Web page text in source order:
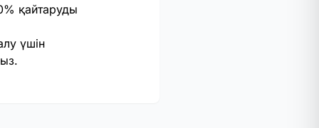
қайтаруды
үшін